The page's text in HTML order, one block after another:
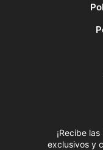
¡Recibe
exclusivos y